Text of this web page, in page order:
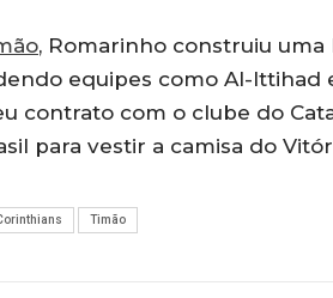
, Romarinho construiu
equipes como Al-Ittihad
contrato com o clube do
para vestir a camisa do
Timão